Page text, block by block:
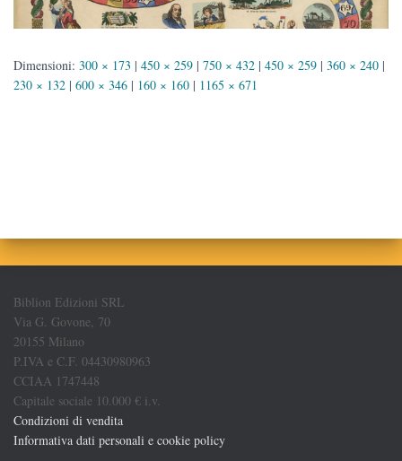
Dimensioni: 300 × 173 | 450 × 259 | 750 × 432 | 450 × 259 | 360 × 240 |
230 × 132 | 600 × 346 | 160 × 160 | 1165 × 671
Biblion Edizioni SRL
Via G. Govone, 70
20155 Milano
P.IVA e C.F. 04430980963
CCIAA 1747448
Capitale sociale 10.000 € i.v.
Condizioni di vendita
Informativa dati personali e cookie policy